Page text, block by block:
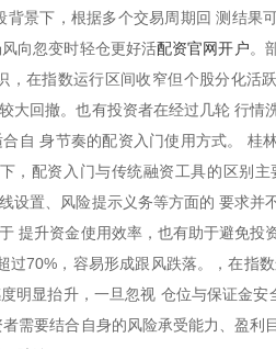
景下，根据多个交易周期回 测结果
向忽变时轻仓更好活配资官网开户。
在指数运行区间收窄但个股分化活
大回撤。也有投资者在经过几轮 行情
自 身节奏的配资入门使用方式。 桂
，配资入门与传统融资工具的区别主
设置、风险提示义务等方面的 要求并
提升资金使用效率，也有助于避免投
过70%，容易形成跟风跌落。，在指
明显抬升，一旦忽视 仓位与保证金安
需要结合自身的风险承受能力、盈利